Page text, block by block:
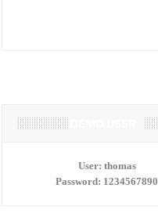
User: thomas
Password: 1234567890